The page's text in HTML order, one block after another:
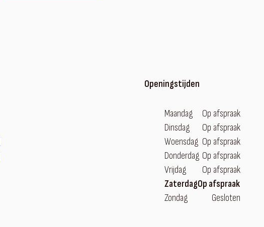
Openingstijden
Maandag
Op afspraak
Dinsdag
Op afspraak
Woensdag Op afspraak
Donderdag Op afspraak
Vrijdag
Op afspraak
ZaterdagOp afspraak
Zondag
Gesloten